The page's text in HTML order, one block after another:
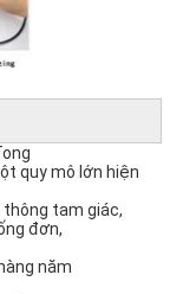
quy mô lớn hiện
tam giác,
đơn,
năm